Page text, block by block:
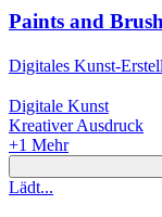
Paints and
Digitales Kunst-
Digitale Kunst
Kreativer Ausdruck
+1 Mehr
Lädt...